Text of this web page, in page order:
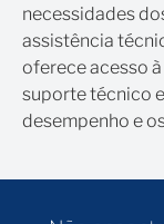
necessidades
assistência
oferece acesso
suporte técnico
desempenho e